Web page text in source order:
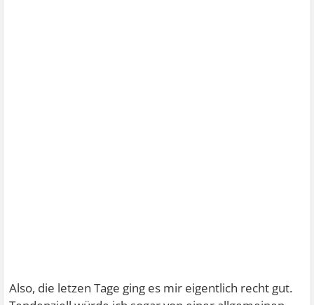
Also, die letzen Tage ging es mir eigentlich recht gut.